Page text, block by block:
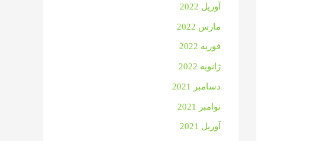
آوریل 2022
مارس 2022
فوریه 2022
ژانویه 2022
دسامبر 2021
نوامبر 2021
آوریل 2021